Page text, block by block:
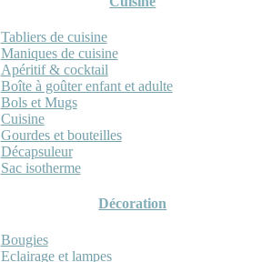
Tabliers de cuisine
Maniques de cuisine
Apéritif & cocktail
Boîte à goûter enfant et adulte
Bols et Mugs
Cuisine
Gourdes et bouteilles
Décapsuleur
Sac isotherme
Décoration
Bougies
Eclairage et lampes